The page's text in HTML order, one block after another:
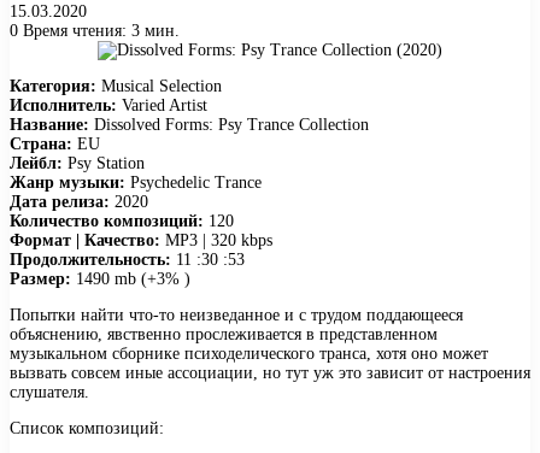
15.03.2020
0 Время чтения: 3 мин.
Категория: Musical Selection
Исполнитель: Varied Artist
Название: Dissolved Forms: Psy Trance Collection
Страна: EU
Лейбл: Psy Station
Жанр музыки: Psychedelic Trance
Дата релиза: 2020
Количество композиций: 120
Формат | Качество: MP3 | 320 kbps
Продолжительность: 11 :30 :53
Размер: 1490 mb (+3% )
Попытки найти что-то неизведанное и с трудом поддающееся
объяснению, явственно прослеживается в представленном
музыкальном сборнике психоделического транса, хотя оно может
вызвать совсем иные ассоциации, но тут уж это зависит от настроения
слушателя.
Список композиций: